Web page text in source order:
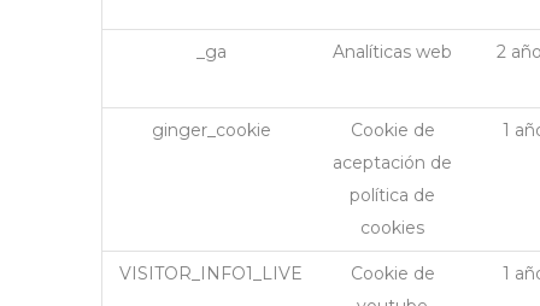
_ga Analíticas web 2
ginger_cookie
Cookie de
aceptación de
política de
cookies
1
VISITOR_INFO1_LIVE
Cookie de
1